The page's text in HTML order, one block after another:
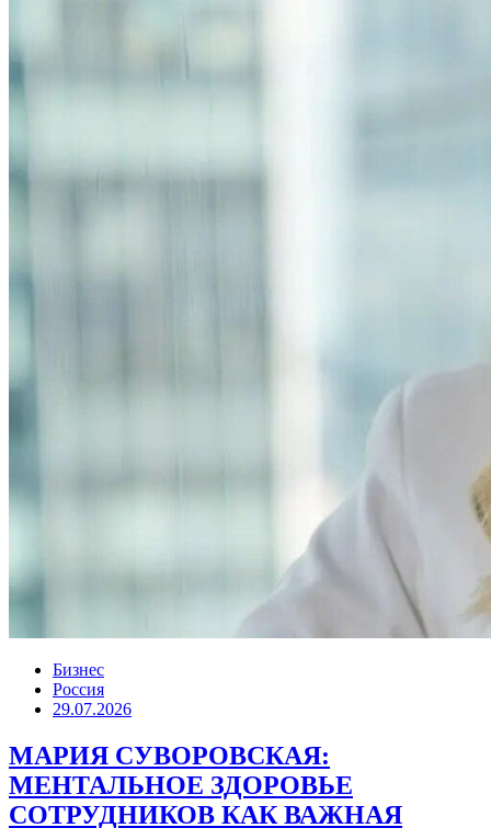
Бизнес
Россия
29.07.2026
МАРИЯ СУВОРОВСКАЯ:
МЕНТАЛЬНОЕ ЗДОРОВЬЕ
СОТРУДНИКОВ КАК ВАЖНАЯ